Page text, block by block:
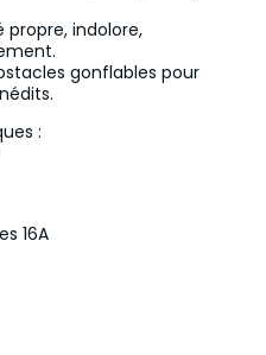
indolore,
gonflables pour
:
16A